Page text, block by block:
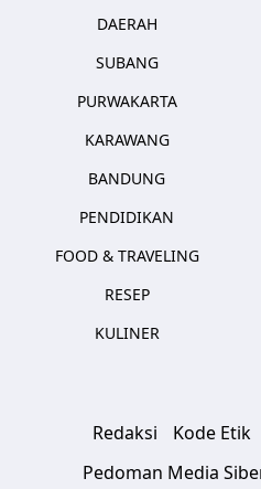
DAERAH
SUBANG
PURWAKARTA
KARAWANG
BANDUNG
PENDIDIKAN
FOOD & TRAVELING
RESEP
KULINER
Redaksi Kode Etik
Pedoman Media